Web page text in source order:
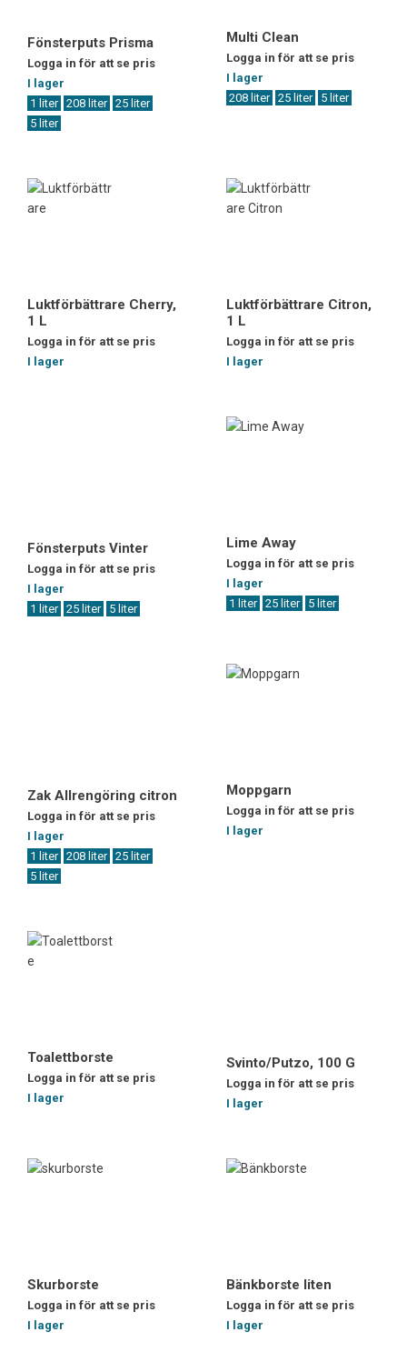
Fönsterputs Prisma
Logga in för att se pris
I lager
1 liter 208 liter 25 liter
5 liter
Multi Clean
Logga in för att se pris
I lager
208 liter 25 liter 5 liter
Luktförbättrare Cherry,
1 L
Logga in för att se pris
I lager
Luktförbättrare Citron,
1 L
Logga in för att se pris
I lager
Fönsterputs Vinter
Logga in för att se pris
I lager
1 liter 25 liter 5 liter
Lime Away
Logga in för att se pris
I lager
1 liter 25 liter 5 liter
Zak Allrengöring citron
Logga in för att se pris
I lager
1 liter 208 liter 25 liter
5 liter
Moppgarn
Logga in för att se pris
I lager
Toalettborste
Logga in för att se pris
I lager
Svinto/Putzo, 100 G
Logga in för att se pris
I lager
Skurborste
Logga in för att se pris
I lager
Bänkborste liten
Logga in för att se pris
I lager